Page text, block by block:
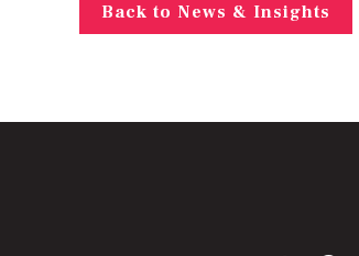
Back to News & Insights